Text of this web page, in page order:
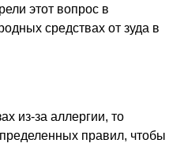
этот вопрос в
средствах от зуда в
из-за аллергии, то
правил, чтобы